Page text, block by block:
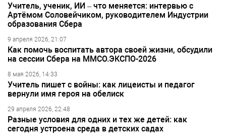
Учитель, ученик, ИИ – что меняется: интервью с
Артёмом Соловейчиком, руководителем Индустрии
образования Сбера
9 апреля 2026, 21:07
Как помочь воспитать автора своей жизни, обсудили
на сессии Сбера на ММСО.ЭКСПО-2026
8 мая 2026, 14:33
Учитель пишет с войны: как лицеисты и педагог
вернули имя героя на обелиск
29 апреля 2026, 22:48
Разные условия для одних и тех же детей: как
сегодня устроена среда в детских садах